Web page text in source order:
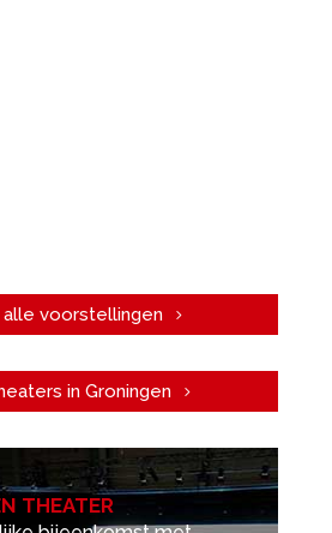
alle voorstellingen
in Groningen
THEATER